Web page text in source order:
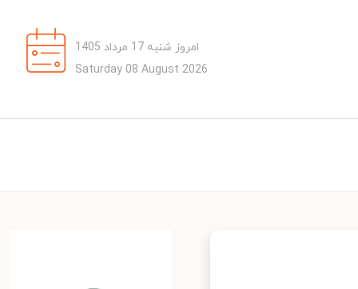
امروز شنبه 17 مرداد 1405
Saturday 08 August 2026